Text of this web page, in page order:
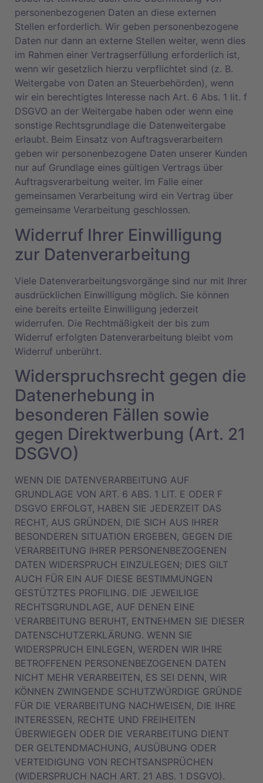
personenbezogenen Daten an diese externen
Stellen erforderlich. Wir geben personenbezogene
Daten nur dann an externe Stellen weiter, wenn dies
im Rahmen einer Vertragserfüllung erforderlich ist,
wenn wir gesetzlich hierzu verpflichtet sind (z. B.
Weitergabe von Daten an Steuerbehörden), wenn
wir ein berechtigtes Interesse nach Art. 6 Abs. 1 lit. f
DSGVO an der Weitergabe haben oder wenn eine
sonstige Rechtsgrundlage die Datenweitergabe
erlaubt. Beim Einsatz von Auftragsverarbeitern
geben wir personenbezogene Daten unserer Kunden
nur auf Grundlage eines gültigen Vertrags über
Auftragsverarbeitung weiter. Im Falle einer
gemeinsamen Verarbeitung wird ein Vertrag über
gemeinsame Verarbeitung geschlossen.
Widerruf Ihrer Einwilligung
zur Datenverarbeitung
Viele Datenverarbeitungsvorgänge sind nur mit Ihrer
ausdrücklichen Einwilligung möglich. Sie können
eine bereits erteilte Einwilligung jederzeit
widerrufen. Die Rechtmäßigkeit der bis zum
Widerruf erfolgten Datenverarbeitung bleibt vom
Widerruf unberührt.
Widerspruchsrecht gegen die
Datenerhebung in
besonderen Fällen sowie
gegen Direktwerbung (Art. 21
DSGVO)
WENN DIE DATENVERARBEITUNG AUF
GRUNDLAGE VON ART. 6 ABS. 1 LIT. E ODER F
DSGVO ERFOLGT, HABEN SIE JEDERZEIT DAS
RECHT, AUS GRÜNDEN, DIE SICH AUS IHRER
BESONDEREN SITUATION ERGEBEN, GEGEN DIE
VERARBEITUNG IHRER PERSONENBEZOGENEN
DATEN WIDERSPRUCH EINZULEGEN; DIES GILT
AUCH FÜR EIN AUF DIESE BESTIMMUNGEN
GESTÜTZTES PROFILING. DIE JEWEILIGE
RECHTSGRUNDLAGE, AUF DENEN EINE
VERARBEITUNG BERUHT, ENTNEHMEN SIE DIESER
DATENSCHUTZERKLÄRUNG. WENN SIE
WIDERSPRUCH EINLEGEN, WERDEN WIR IHRE
BETROFFENEN PERSONENBEZOGENEN DATEN
NICHT MEHR VERARBEITEN, ES SEI DENN, WIR
KÖNNEN ZWINGENDE SCHUTZWÜRDIGE GRÜNDE
FÜR DIE VERARBEITUNG NACHWEISEN, DIE IHRE
INTERESSEN, RECHTE UND FREIHEITEN
ÜBERWIEGEN ODER DIE VERARBEITUNG DIENT
DER GELTENDMACHUNG, AUSÜBUNG ODER
VERTEIDIGUNG VON RECHTSANSPRÜCHEN
(WIDERSPRUCH NACH ART. 21 ABS. 1 DSGVO).